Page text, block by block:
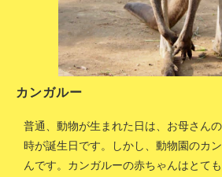
カンガルー
普通、動物が生まれた日は、お母さん
時が誕生日です。しかし、動物園のカ
んです。カンガルーの赤ちゃんはとて